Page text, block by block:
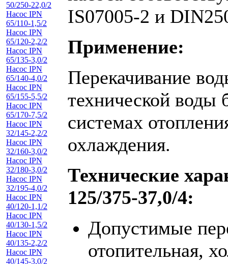
50/250-22,0/2
Насос IPN
65/110-1,5/2
Насос IPN
65/120-2,2/2
Насос IPN
65/135-3,0/2
Насос IPN
65/140-4,0/2
Насос IPN
65/155-5,5/2
Насос IPN
65/170-7,5/2
Насос IPN
32/145-2,2/2
Насос IPN
32/160-3,0/2
Насос IPN
32/180-3,0/2
Насос IPN
32/195-4,0/2
Насос IPN
40/120-1,1/2
Насос IPN
40/130-1,5/2
Насос IPN
40/135-2,2/2
Насос IPN
40/145-3,0/2
IS07005-2 и
Применение:
Перекачивание
технической воды
системах
охлаждения.
Технические
125/375-37,0/4:
Допустимые
отопительная,